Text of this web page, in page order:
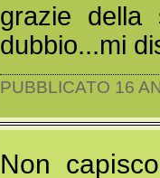
grazie della
dubbio...mi
PUBBLICATO 16
Non